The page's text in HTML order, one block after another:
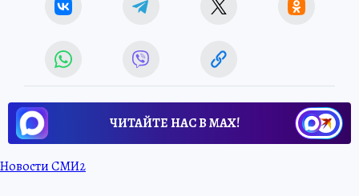
ЧИТАЙТЕ НАС В МАХ!
Новости СМИ2